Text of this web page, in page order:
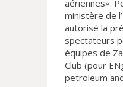
aériennes».
ministère de
autorisé la
spectateurs
équipes de
Club (pour
petroleum